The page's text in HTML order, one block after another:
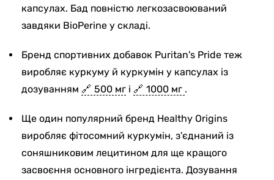
капсулах. Бад повністю легкозасвоюваний
завдяки BioPerine у складі.
Бренд спортивних добавок Puritan's Pride теж
виробляє куркуму й куркумін у капсулах із
дозуванням
500 мг і 1000 мг .
Ще один популярний бренд Healthy Origins
виробляє фітосомний куркумін, з'єднаний із
соняшниковим лецитином для ще кращого
засвоєння основного інгредієнта. Дозування